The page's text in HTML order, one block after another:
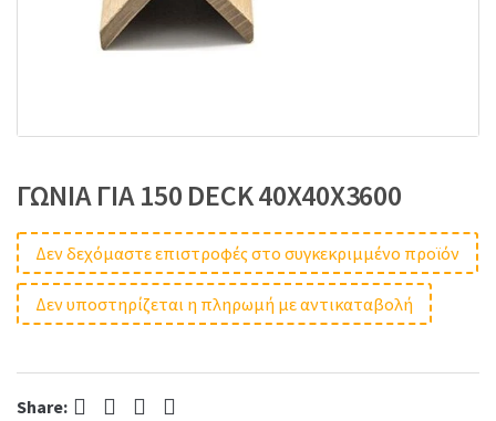
ΓΩΝΙΑ ΓΙΑ 150 DECK 40Χ40Χ3600
Δεν δεχόμαστε επιστροφές στο συγκεκριμμένο προϊόν
Δεν υποστηρίζεται η πληρωμή με αντικαταβολή
Share: Facebook Twitter Pinterest LinkedIn